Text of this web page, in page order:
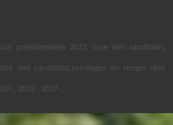
présidentielle 2027, liste des candidats,
des candidats,sondages en temps réel,
, 2032 , 2037 ...